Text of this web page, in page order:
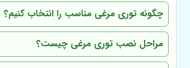
چگونه توری مرغی مناسب را انتخاب کنیم؟
مراحل نصب توری مرغی چیست؟